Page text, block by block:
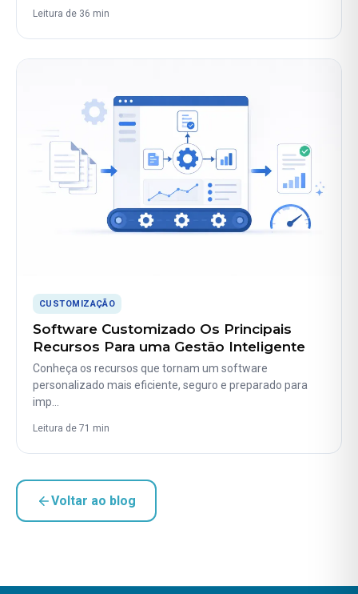
Leitura de 36 min
CUSTOMIZAÇÃO
Software Customizado Os Principais
Recursos Para uma Gestão Inteligente
Conheça os recursos que tornam um software
personalizado mais eficiente, seguro e preparado para
imp…
Leitura de 71 min
Voltar ao blog